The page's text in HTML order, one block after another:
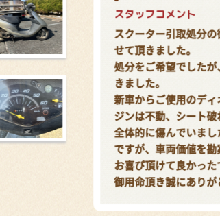
スタッフコメント
スクーター引取処分
せて頂きました。
処分をご希望でした
きました。
新車からご使用のデ
ジンは不動、シート破
全体的に傷んでいまし
ですが、車両価値を勘
お喜び頂けて良かった
御用命頂き誠にありが